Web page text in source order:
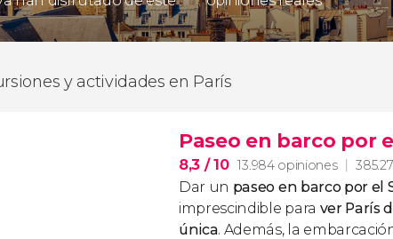
y actividades en París
Paseo en barco por
8,3 / 10 13.984 opiniones
Dar un paseo en barco por el
imprescindible para ver París
única. Además, la